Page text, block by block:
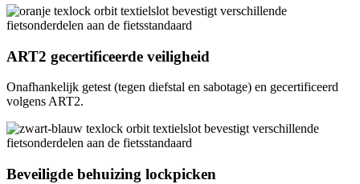
ART2 gecertificeerde veiligheid
Onafhankelijk getest (tegen diefstal en sabotage) en gecertificeerd
volgens ART2.
Beveiligde behuizing lockpicken